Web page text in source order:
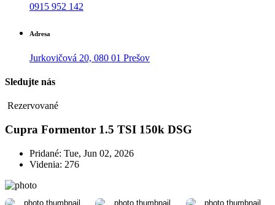
0915 952 142
Adresa
Jurkovičová 20, 080 01 Prešov
Sledujte nás
Rezervované
Cupra Formentor 1.5 TSI 150k DSG
Pridané: Tue, Jun 02, 2026
Videnia: 276